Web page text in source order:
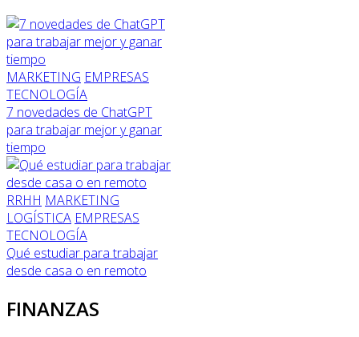
MARKETING EMPRESAS
TECNOLOGÍA
7 novedades de ChatGPT
para trabajar mejor y ganar
tiempo
RRHH MARKETING
LOGÍSTICA EMPRESAS
TECNOLOGÍA
Qué estudiar para trabajar
desde casa o en remoto
FINANZAS